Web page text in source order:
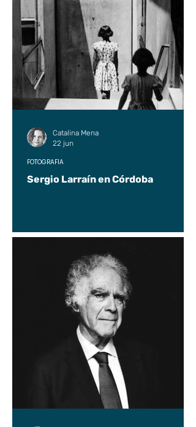
Sergio Larraín en Córdoba
FOTOGRAFÍA
Catalina Mena
22 jun